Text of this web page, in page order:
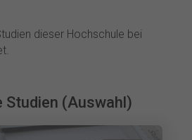
dieser Hochschule bei
Studien (Auswahl)